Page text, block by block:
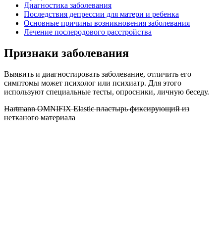
Диагностика заболевания
Последствия депрессии для матери и ребенка
Основные причины возникновения заболевания
Лечение послеродового расстройства
Признаки заболевания
Выявить и диагностировать заболевание, отличить его
симптомы может психолог или психиатр. Для этого
используют специальные тесты, опросники, личную беседу.
Hartmann OMNIFIX Elastic пластырь фиксирующий из
нетканого материала